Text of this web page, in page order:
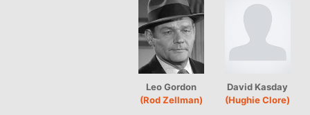
Leo Gordon
(Rod Zellman)
David Kasday
(Hughie Clore)